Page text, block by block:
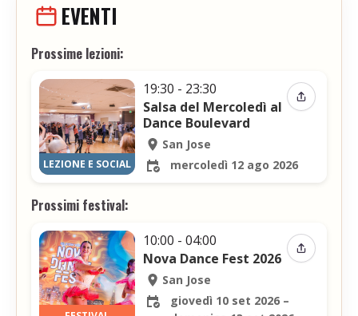
EVENTI
Prossime lezioni:
LEZIONE E SOCIAL
19:30 - 23:30
Salsa del Mercoledì al
Dance Boulevard
San Jose
mercoledì 12 ago 2026
Condividi
Prossimi festival:
10:00 - 04:00
Nova Dance Fest 2026
San Jose
giovedì 10 set 2026 –
Condividi